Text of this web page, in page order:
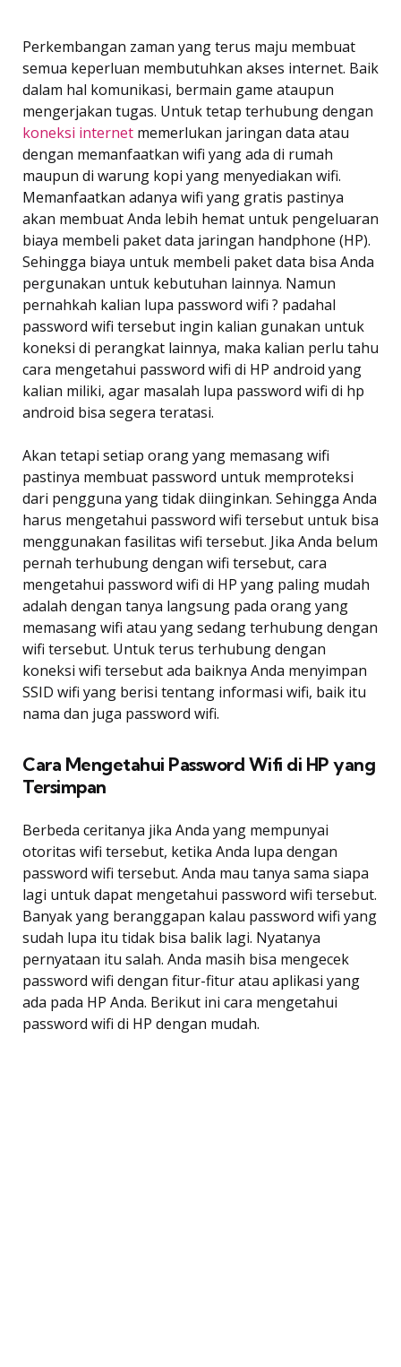
Perkembangan zaman yang terus maju membuat
semua keperluan membutuhkan akses internet. Baik
dalam hal komunikasi, bermain game ataupun
mengerjakan tugas. Untuk tetap terhubung dengan
koneksi internet memerlukan jaringan data atau
dengan memanfaatkan wifi yang ada di rumah
maupun di warung kopi yang menyediakan wifi.
Memanfaatkan adanya wifi yang gratis pastinya
akan membuat Anda lebih hemat untuk pengeluaran
biaya membeli paket data jaringan handphone (HP).
Sehingga biaya untuk membeli paket data bisa Anda
pergunakan untuk kebutuhan lainnya. Namun
pernahkah kalian lupa password wifi ? padahal
password wifi tersebut ingin kalian gunakan untuk
koneksi di perangkat lainnya, maka kalian perlu tahu
cara mengetahui password wifi di HP android yang
kalian miliki, agar masalah lupa password wifi di hp
android bisa segera teratasi.
Akan tetapi setiap orang yang memasang wifi
pastinya membuat password untuk memproteksi
dari pengguna yang tidak diinginkan. Sehingga Anda
harus mengetahui password wifi tersebut untuk bisa
menggunakan fasilitas wifi tersebut. Jika Anda belum
pernah terhubung dengan wifi tersebut, cara
mengetahui password wifi di HP yang paling mudah
adalah dengan tanya langsung pada orang yang
memasang wifi atau yang sedang terhubung dengan
wifi tersebut. Untuk terus terhubung dengan
koneksi wifi tersebut ada baiknya Anda menyimpan
SSID wifi yang berisi tentang informasi wifi, baik itu
nama dan juga password wifi.
Cara Mengetahui Password Wifi di HP yang
Tersimpan
Berbeda ceritanya jika Anda yang mempunyai
otoritas wifi tersebut, ketika Anda lupa dengan
password wifi tersebut. Anda mau tanya sama siapa
lagi untuk dapat mengetahui password wifi tersebut.
Banyak yang beranggapan kalau password wifi yang
sudah lupa itu tidak bisa balik lagi. Nyatanya
pernyataan itu salah. Anda masih bisa mengecek
password wifi dengan fitur-fitur atau aplikasi yang
ada pada HP Anda. Berikut ini cara mengetahui
password wifi di HP dengan mudah.